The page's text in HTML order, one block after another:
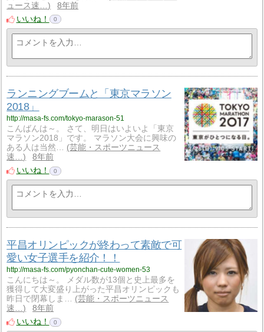
ュース速…
8年前
いいね！
0
ランニングブームと「東京マラソン
2018」
http://masa-fs.com/tokyo-marason-51
こんばんは～。 さて、明日はいよいよ「東京
マラソン2018」です。 マラソン大会に興味の
ある人は当然…
芸能・スポーツニュース
速…
8年前
いいね！
0
平昌オリンピックが終わって素敵で可
愛い女子選手を紹介！！
http://masa-fs.com/pyonchan-cute-women-53
こんにちは～。 メダル数が13個と史上最多を
獲得して大変盛り上がった平昌オリンピックも
昨日で閉幕しま…
芸能・スポーツニュース
速…
8年前
いいね！
0